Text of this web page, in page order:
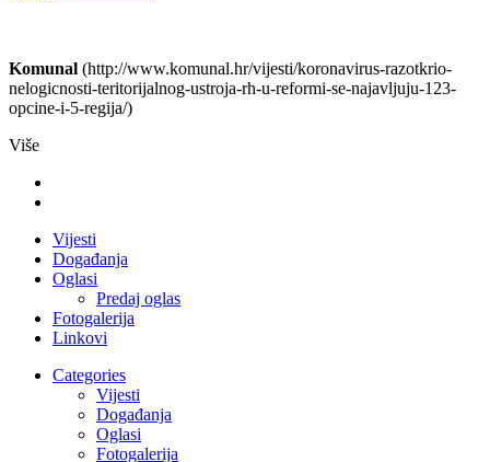
Komunal (http://www.komunal.hr/vijesti/koronavirus-razotkrio-
nelogicnosti-teritorijalnog-ustroja-rh-u-reformi-se-najavljuju-123-
opcine-i-5-regija/)
Više
Vijesti
Događanja
Oglasi
Predaj oglas
Fotogalerija
Linkovi
Categories
Vijesti
Događanja
Oglasi
Fotogalerija